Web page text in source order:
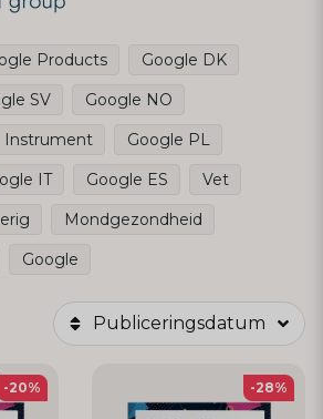
Products
Google DK
SV
Google NO
Instrument
Google PL
IT Google ES
Vet
Mondgezondheid
Google
Publiceringsdatum
-20% -28%